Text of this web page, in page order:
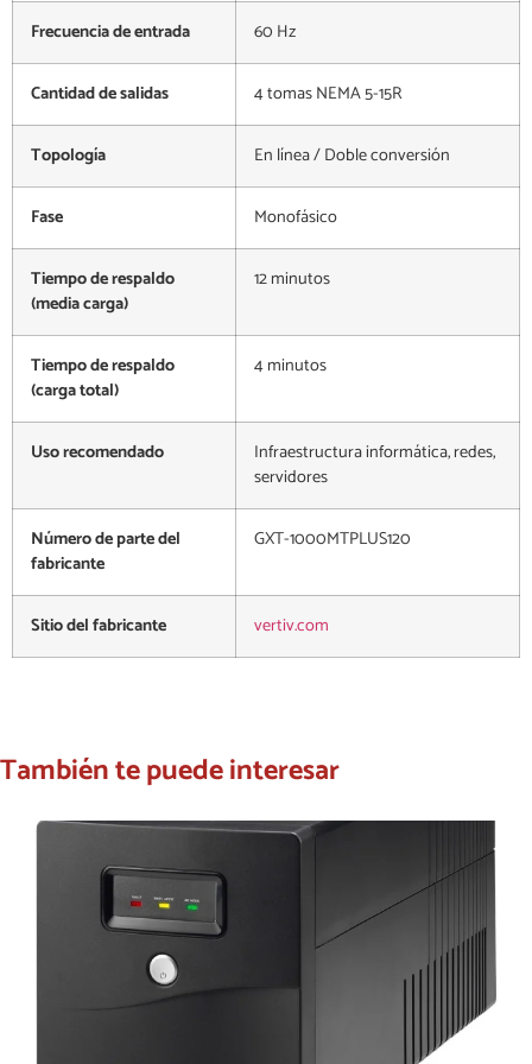
Frecuencia de entrada 60 Hz
Cantidad de salidas 4 tomas NEMA 5-15R
Topología En línea / Doble conversión
Fase Monofásico
Tiempo de respaldo
(media carga)
12 minutos
Tiempo de respaldo
(carga total)
4 minutos
Uso recomendado
Infraestructura informática, redes,
servidores
Número de parte del
fabricante
GXT-1000MTPLUS120
Sitio del fabricante vertiv.com
También te puede interesar